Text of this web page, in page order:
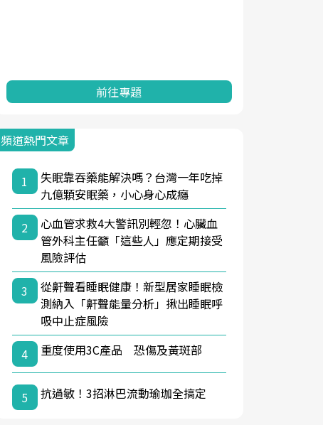
前往專題
頻道熱門文章
1
失眠靠吞藥能解決嗎？台灣一年吃掉
九億顆安眠藥，小心身心成癮
2
心血管求救4大警訊別輕忽！心臟血
管外科主任籲「這些人」應定期接受
風險評估
3
從鼾聲看睡眠健康！新型居家睡眠檢
測納入「鼾聲能量分析」揪出睡眠呼
吸中止症風險
4
重度使用3C產品 恐傷及黃斑部
5 抗過敏！3招淋巴流動瑜珈全搞定